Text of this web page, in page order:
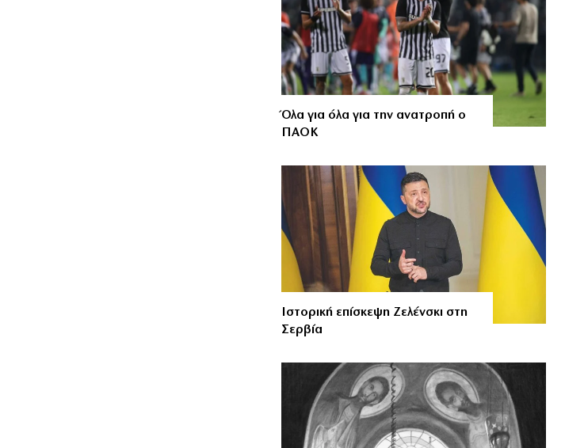
Όλα για όλα για την ανατροπή ο
ΠΑΟΚ
Ιστορική επίσκεψη Ζελένσκι στη
Σερβία